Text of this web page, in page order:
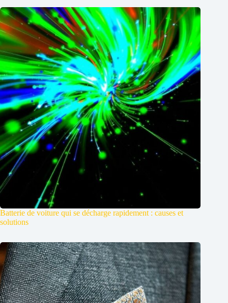
Batterie de voiture qui se décharge rapidement : causes et
solutions